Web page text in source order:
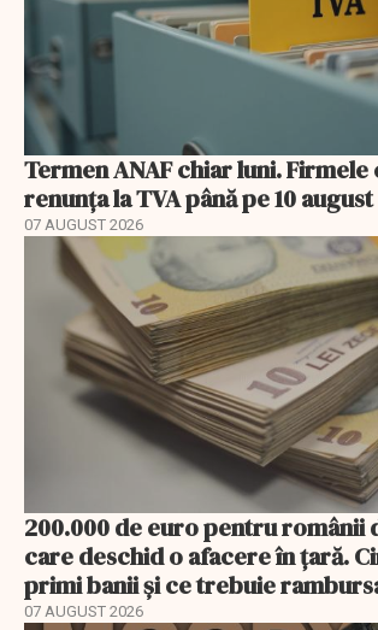
Termen ANAF chiar luni.
renunța la TVA până pe 10 august
07 AUGUST 2026
200.000 de euro pentru românii
care deschid o afacere în țară.
primi banii și ce trebuie
07 AUGUST 2026